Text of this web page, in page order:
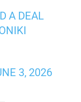
A DEAL
3, 2026